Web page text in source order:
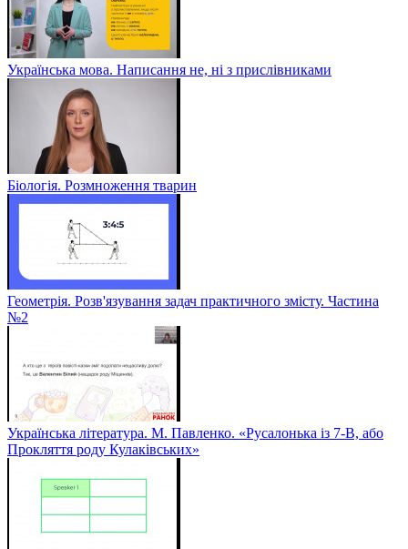
Українська мова. Написання не, ні з прислівниками
Біологія. Розмноження тварин
Геометрія. Розв'язування задач практичного змісту. Частина
№2
Українська література. М. Павленко. «Русалонька із 7-В, або
Прокляття роду Кулаківських»